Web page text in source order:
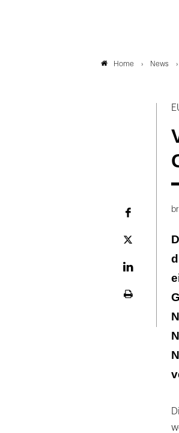
Home News
Plattform
br